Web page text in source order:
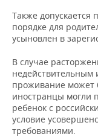
ФИГУРНОЕ
ВОДНЫЕ ВИДЫ
ХОККЕЙ С
МЕДИЦИНА
ОБРАЗОВАНИЕ
ПРОИСШЕСТВИЯ
Также
порядке для
усыновлен в
В случае
недействительным
проживание может
иностранцы могли
ребенок с
условие
требованиями.